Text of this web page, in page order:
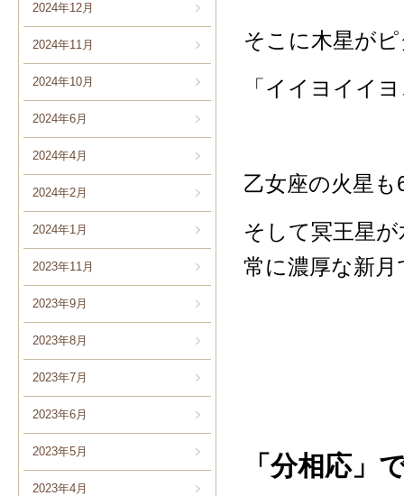
2024年12月
2024年11月
2024年10月
2024年6月
2024年4月
2024年2月
2024年1月
2023年11月
2023年9月
2023年8月
2023年7月
2023年6月
2023年5月
2023年4月
そこに木星が
「イイヨイイ
乙女座の火星
そして冥王星
常に濃厚な新月
「分相応」